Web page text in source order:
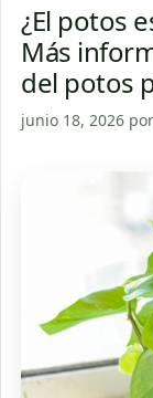
¿El potos
Más
del potos
junio 18, 2026 por